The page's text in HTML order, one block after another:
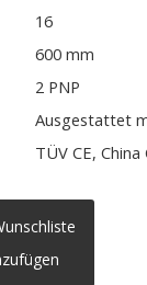
16
600 mm
2 PNP
Ausgestattet
TÜV CE,